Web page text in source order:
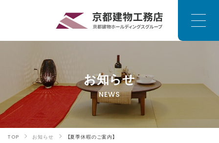
お知らせ
NEWS
TOP お知らせ 【夏季休暇のご案内】